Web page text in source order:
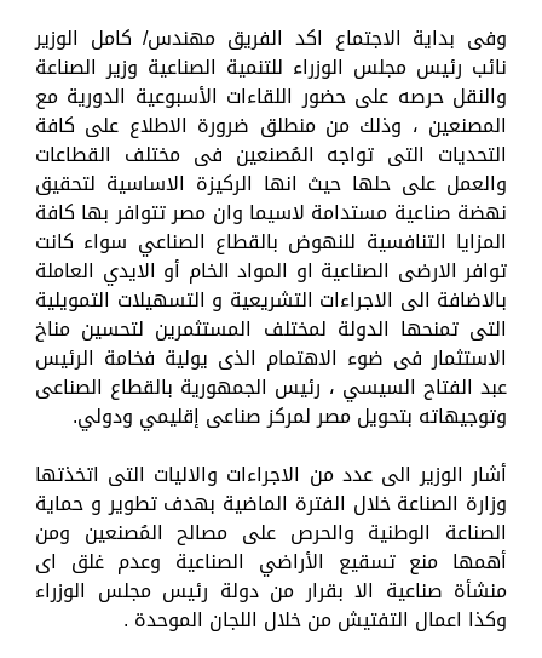
وفى بداية الاجتماع اكد الفريق مهندس/ كامل الوزير
نائب رئيس مجلس الوزراء للتنمية الصناعية وزير الصناعة
والنقل حرصه على حضور اللقاءات الأسبوعية الدورية مع
المصنعين ، وذلك من منطلق ضرورة الاطلاع على كافة
التحديات التى تواجه المُصنعين فى مختلف القطاعات
والعمل على حلها حيث انها الركيزة الاساسية لتحقيق
نهضة صناعية مستدامة لاسيما وان مصر تتوافر بها كافة
المزايا التنافسية للنهوض بالقطاع الصناعي سواء كانت
توافر الارضى الصناعية او المواد الخام أو الايدي العاملة
بالاضافة الى الاجراءات التشريعية و التسهيلات التمويلية
التى تمنحها الدولة لمختلف المستثمرين لتحسين مناخ
الاستثمار فى ضوء الاهتمام الذى يولية فخامة الرئيس
عبد الفتاح السيسي ، رئيس الجمهورية بالقطاع الصناعى
وتوجيهاته بتحويل مصر لمركز صناعى إقليمي ودولي.
أشار الوزير الى عدد من الاجراءات والاليات التى اتخذتها
وزارة الصناعة خلال الفترة الماضية بهدف تطوير و حماية
الصناعة الوطنية والحرص على مصالح المُصنعين ومن
أهمها منع تسقيع الأراضي الصناعية وعدم غلق اى
منشأة صناعية الا بقرار من دولة رئيس مجلس الوزراء
وكذا اعمال التفتيش من خلال اللجان الموحدة .